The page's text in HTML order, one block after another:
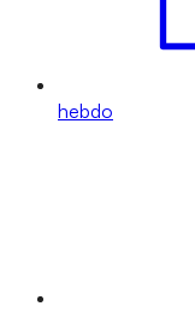
hebdo